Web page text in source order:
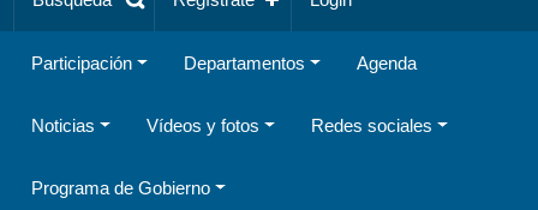
Participación Departamentos Agenda
Noticias Vídeos y fotos Redes sociales
Programa de Gobierno